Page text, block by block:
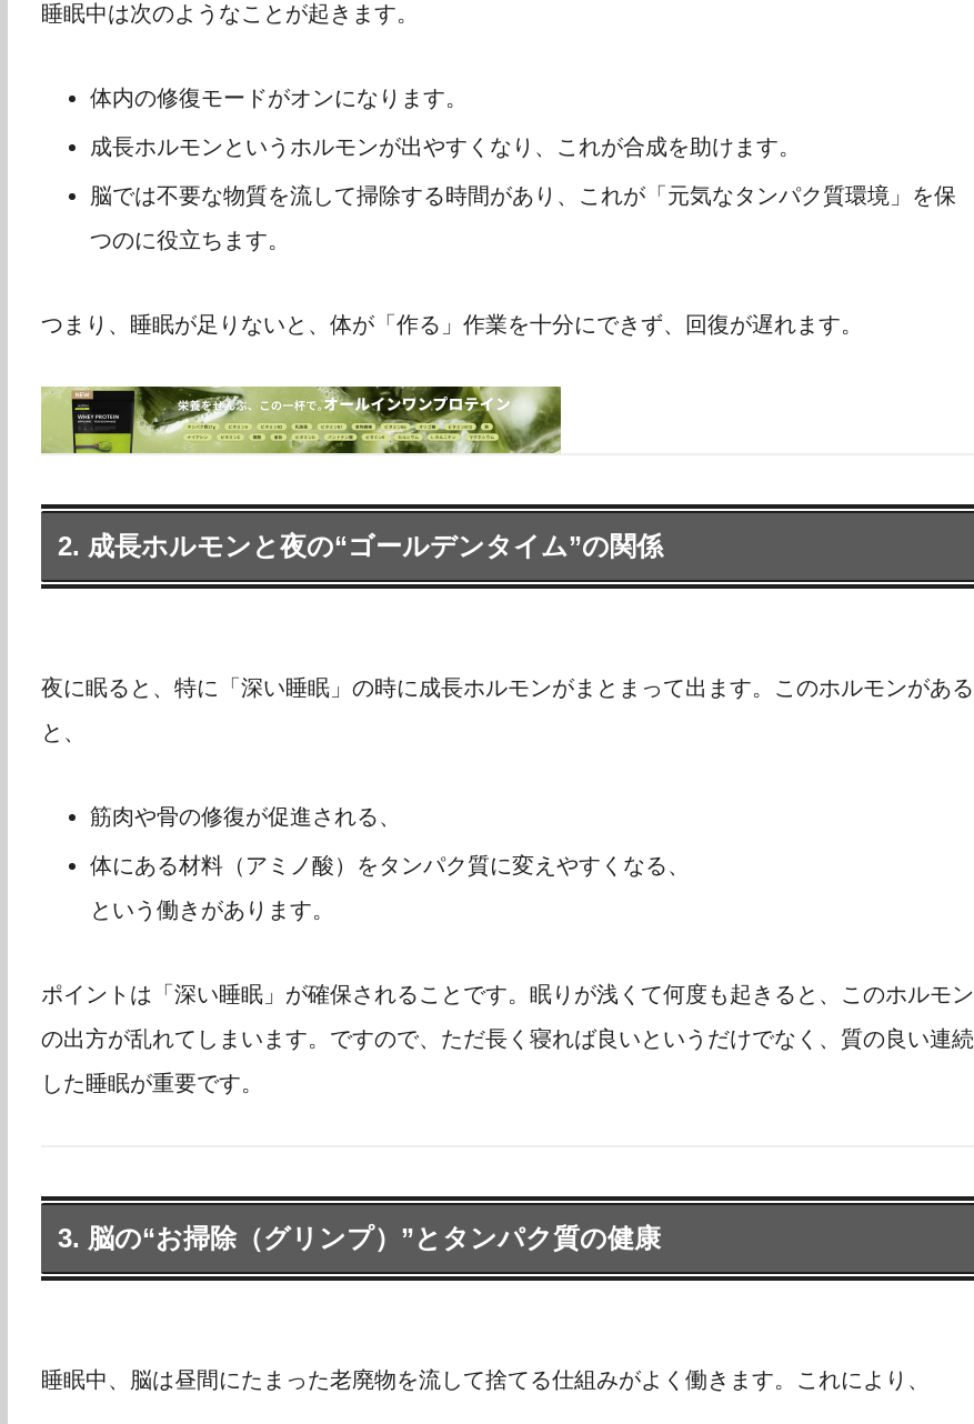
睡眠中は次のようなことが起きます。
体内の修復モードがオンになります。
成長ホルモンというホルモンが出やすくなり、これが合成を助けます。
脳では不要な物質を流して掃除する時間があり、これが「元気なタンパク質環境」を保
つのに役立ちます。
つまり、睡眠が足りないと、体が「作る」作業を十分にできず、回復が遅れます。
2. 成長ホルモンと夜の“ゴールデンタイム”の関係
夜に眠ると、特に「深い睡眠」の時に成長ホルモンがまとまって出ます。このホルモンがある
と、
筋肉や骨の修復が促進される、
体にある材料（アミノ酸）をタンパク質に変えやすくなる、
という働きがあります。
ポイントは「深い睡眠」が確保されることです。眠りが浅くて何度も起きると、このホルモン
の出方が乱れてしまいます。ですので、ただ長く寝れば良いというだけでなく、質の良い連続
した睡眠が重要です。
3. 脳の“お掃除（グリンプ）”とタンパク質の健康
睡眠中、脳は昼間にたまった老廃物を流して捨てる仕組みがよく働きます。これにより、